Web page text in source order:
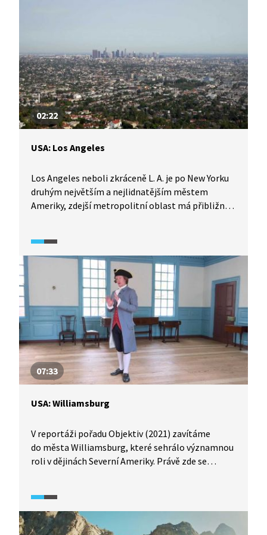
02:22
USA: Los Angeles
Los Angeles neboli zkráceně L. A. je po New Yorku
druhým největším a nejlidnatějším městem
Ameriky, zdejší metropolitní oblast má přibližně
Hollywood". Vítejte ve výkladní skříni amerického
západu.
07:33
USA: Williamsburg
V reportáži pořadu Objektiv (2021) zavítáme
do města Williamsburg, které sehrálo významnou
roli v dějinách Severní Ameriky. Právě zde se
do domů, kde pobývali George Washington
a Thomas Jefferson, a připomeneme si rozhovory,
které tehdy utvářely dějiny. Dnešní Williamsburg je